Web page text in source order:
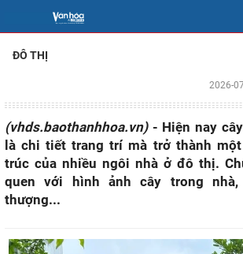
ĐÔ THỊ
2026-
(vhds.baothanhhoa.vn)- Hiện nay
là chi tiết trang trí mà trở thành
trúc của nhiều ngôi nhà ở đô thị.
quen với hình ảnh cây trong
thượng...